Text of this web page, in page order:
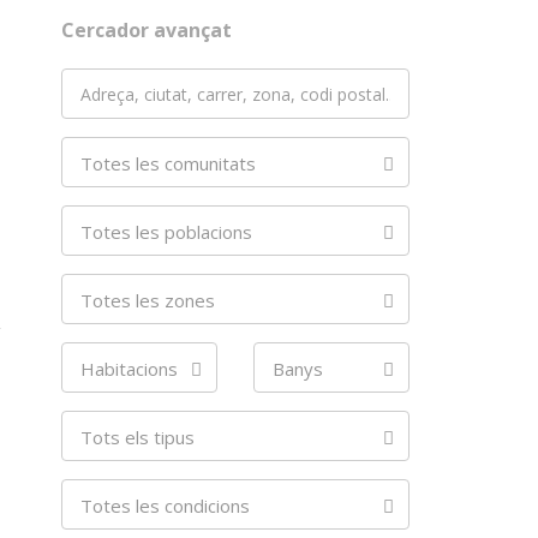
Cercador avançat
Totes les comunitats
Totes les poblacions
Totes les zones
Habitacions Banys
Tots els tipus
Totes les condicions